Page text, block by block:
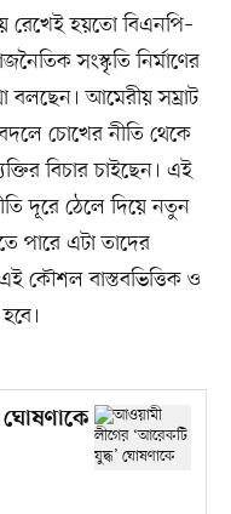
রেখেই হয়তো বিএনপি–
সংস্কৃতি নির্মাণের
বলছেন। আমেরীয় সম্রাট
চোখের নীতি থেকে
বিচার চাইছেন। এই
দূরে ঠেলে দিয়ে নতুন
পারে এটা তাদের
কৌশল বাস্তবভিত্তিক ও
ঘোষণাকে